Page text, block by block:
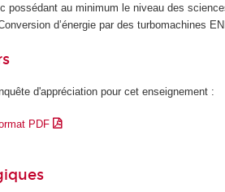
possédant au minimum le niveau des
d’énergie par des turbomachines
d'appréciation pour cet enseignement :
PDF